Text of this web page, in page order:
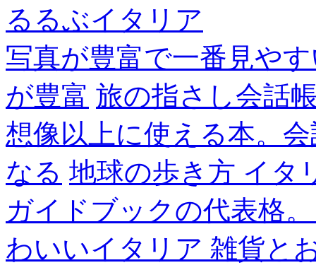
るるぶイタリア
写真が豊富で一番見や
が豊富 旅の指さし会話
想像以上に使える本。
なる 地球の歩き方 イタ
ガイドブックの代表格
わいいイタリア 雑貨と